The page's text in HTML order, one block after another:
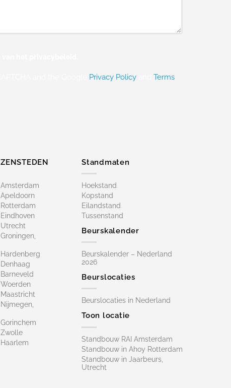
Privacy Policy
Terms
Standmaten
Hoekstand
Kopstand
Eilandstand
Tussenstand
Beurskalender
Beurskalender – Nederland
2026
Beurslocaties
Beurslocaties in Nederland
Toon locatie
Standbouw RAI Amsterdam
Standbouw in Ahoy Rotterdam
Standbouw in Jaarbeurs,
Utrecht